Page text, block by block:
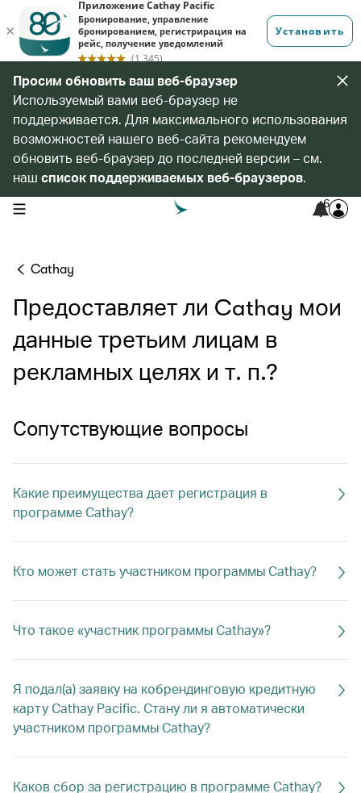
Просим обновить ваш веб-браузер
Используемый вами веб-браузер не
поддерживается. Для максимального использования
возможностей нашего веб-сайта рекомендуем
обновить веб-браузер до последней версии – см.
наш список поддерживаемых веб-браузеров.
open navigation menu 6
Cathay
Предоставляет ли Cathay мои
данные третьим лицам в
рекламных целях и т. п.?
Сопутствующие вопросы
Какие преимущества дает регистрация в
программе Cathay?
Кто может стать участником программы Cathay?
Что такое «участник программы Cathay»?
Я подал(а) заявку на кобрендинговую кредитную
карту Cathay Pacific. Стану ли я автоматически
участником программы Cathay?
Каков сбор за регистрацию в программе Cathay?